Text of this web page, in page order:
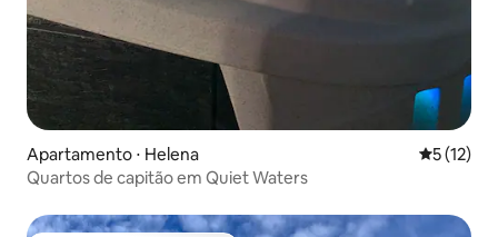
Apartamento ⋅ Helena 5 de uma
5 (12)
Quartos de capitão em Quiet Waters